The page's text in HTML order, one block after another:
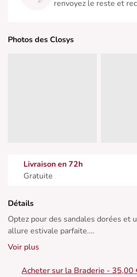
renvoyez le reste et
Photos des Closys
Livraison en 72h
Gratuite
Détails
Optez pour des sandales dorées et
allure estivale parfaite.
• Pantalon large en lin
• Coupe ample et fluide
Voir plus
Acheter sur la Braderie - 35,00